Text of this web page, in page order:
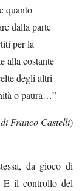
quanto
dalla parte
per la
alla costante
degli altri
o paura…”
Franco Castelli)
da gioco di
E il controllo del